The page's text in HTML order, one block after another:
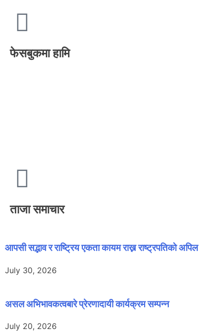
फेसबुकमा हामि
ताजा समाचार
आपसी सद्भाव र राष्ट्रिय एकता कायम राख्न राष्ट्रपतिको अपिल
July 30, 2026
असल अभिभावकत्वबारे प्रेरणादायी कार्यक्रम सम्पन्न
July 20, 2026